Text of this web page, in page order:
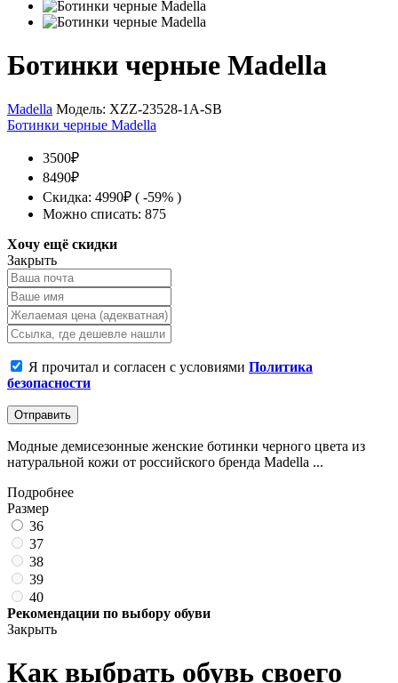
Ботинки черные Madella
Madella Модель: XZZ-23528-1A-SB
Ботинки черные Madella
3500₽
8490₽
Скидка: 4990₽ ( -59% )
Можно списать: 875
Хочу ещё скидки
Закрыть
Я прочитал и согласен с условиями Политика
безопасности
Отправить
Модные демисезонные женские ботинки черного цвета из
натуральной кожи от российского бренда Madella ...
Подробнее
Размер
36
37
38
39
40
Рекомендации по выбору обуви
Закрыть
Как выбрать обувь своего